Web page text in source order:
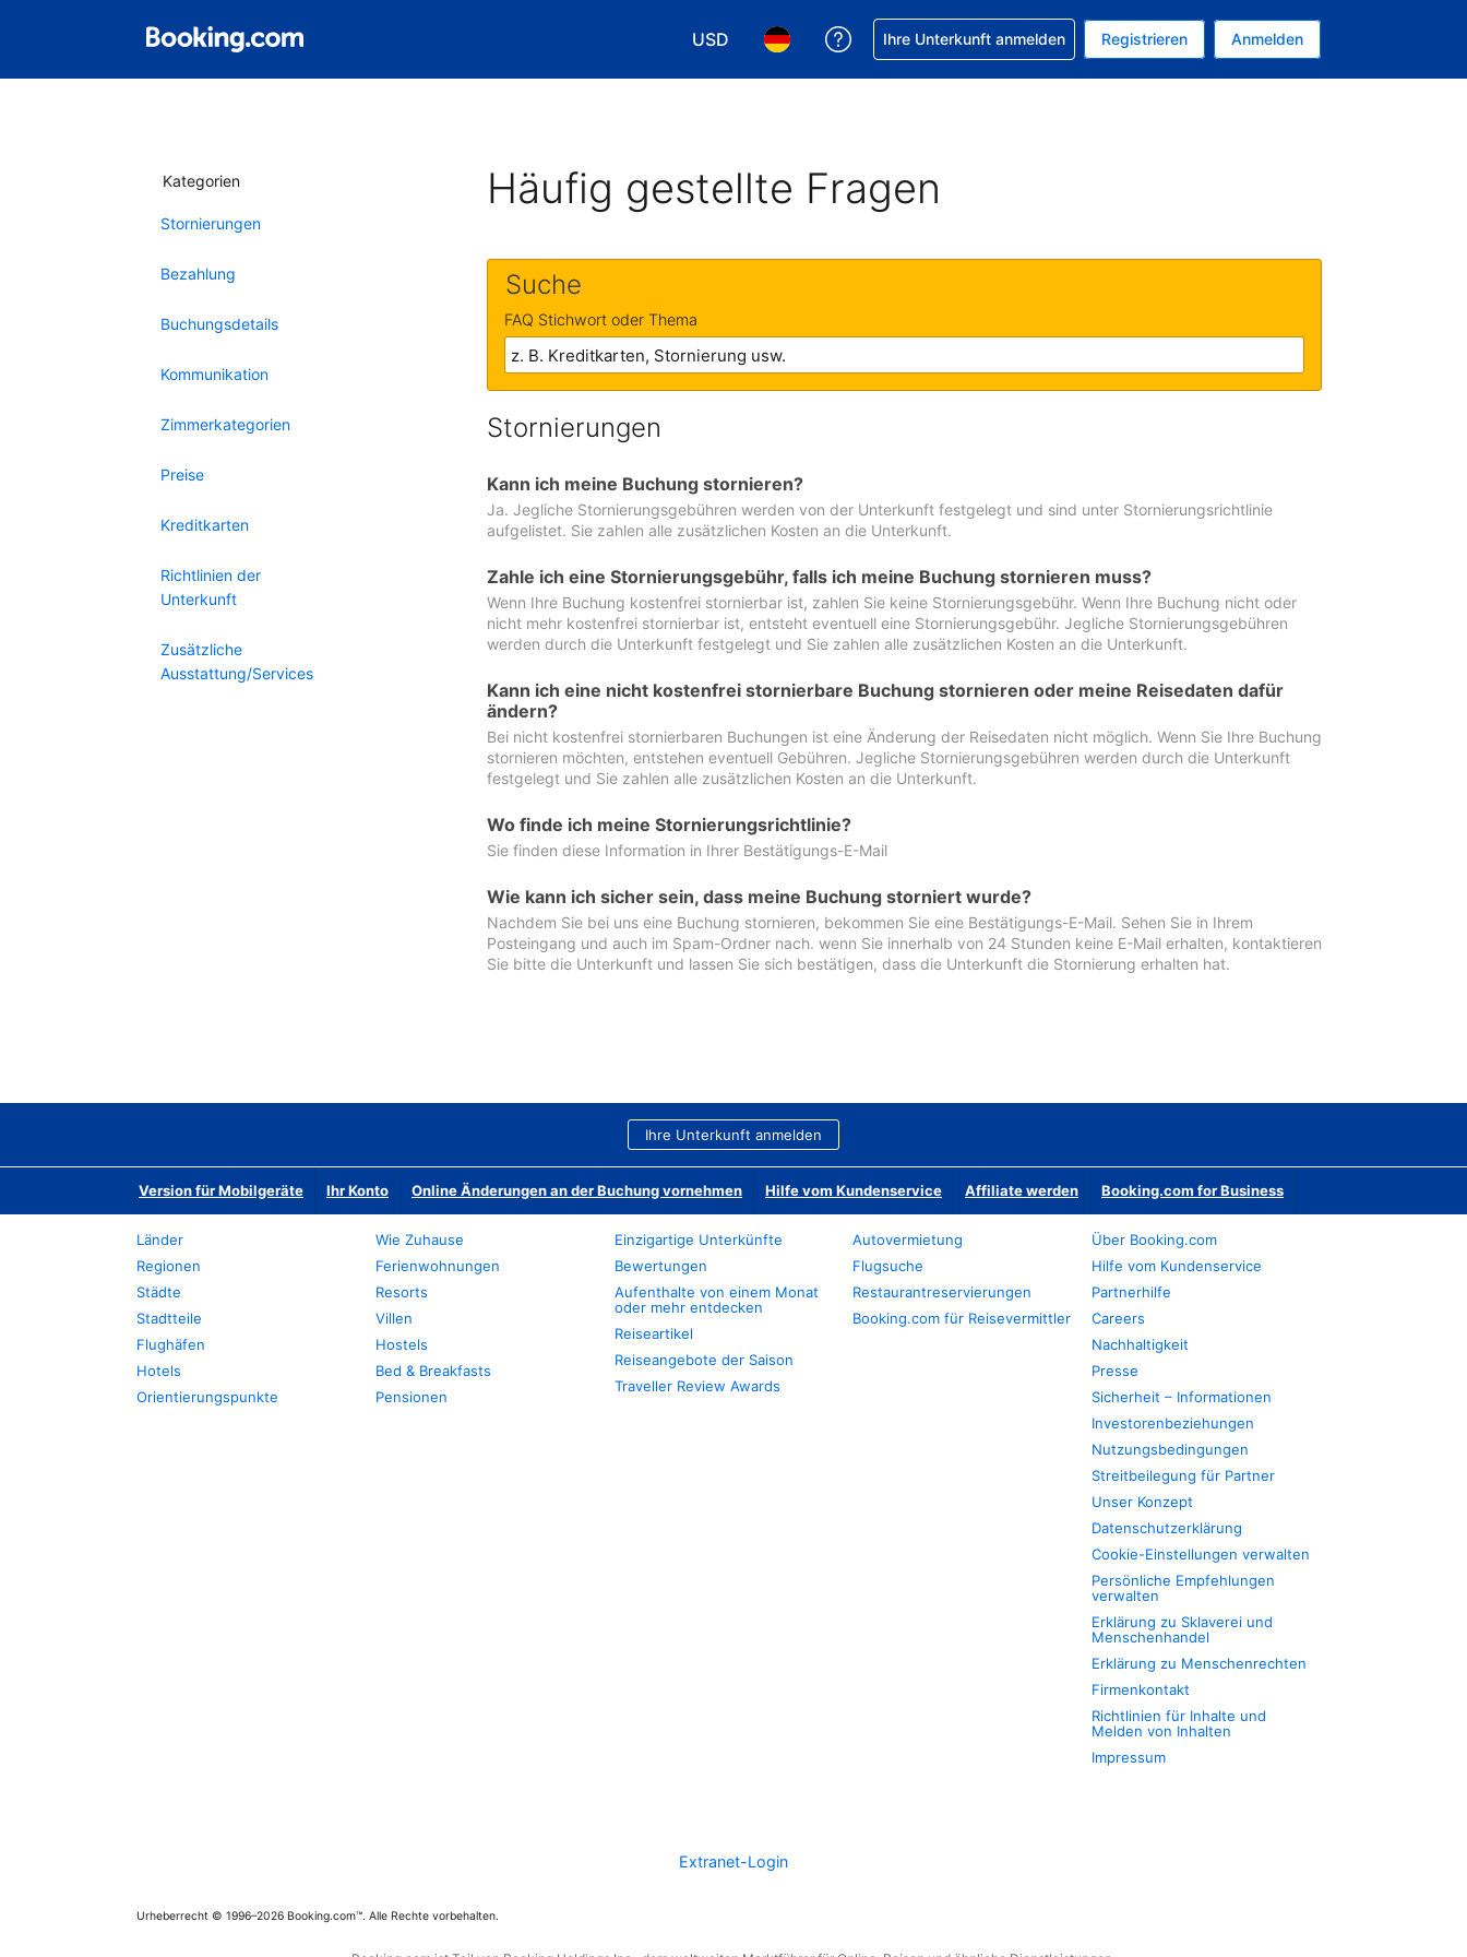
USD
Wählen Sie Ihre Währung. Ihre aktuelle Währung ist US-Dollar
Wählen Sie Ihre Sprache. Ihre aktuelle Sprache ist Deutsch
Hilfe bei Ihrer Buchung erhalten
Ihre Unterkunft anmelden Registrieren Anmelden
Kategorien
Stornierungen
Bezahlung
Buchungsdetails
Kommunikation
Zimmerkategorien
Preise
Kreditkarten
Richtlinien der
Unterkunft
Zusätzliche
Ausstattung/Services
Häufig gestellte Fragen
Suche
FAQ Stichwort oder Thema
Stornierungen
Kann ich meine Buchung stornieren?
Ja. Jegliche Stornierungsgebühren werden von der Unterkunft festgelegt und sind unter Stornierungsrichtlinie
aufgelistet. Sie zahlen alle zusätzlichen Kosten an die Unterkunft.
Zahle ich eine Stornierungsgebühr, falls ich meine Buchung stornieren muss?
Wenn Ihre Buchung kostenfrei stornierbar ist, zahlen Sie keine Stornierungsgebühr. Wenn Ihre Buchung nicht oder
nicht mehr kostenfrei stornierbar ist, entsteht eventuell eine Stornierungsgebühr. Jegliche Stornierungsgebühren
werden durch die Unterkunft festgelegt und Sie zahlen alle zusätzlichen Kosten an die Unterkunft.
Kann ich eine nicht kostenfrei stornierbare Buchung stornieren oder meine Reisedaten dafür
ändern?
Bei nicht kostenfrei stornierbaren Buchungen ist eine Änderung der Reisedaten nicht möglich. Wenn Sie Ihre Buchung
stornieren möchten, entstehen eventuell Gebühren. Jegliche Stornierungsgebühren werden durch die Unterkunft
festgelegt und Sie zahlen alle zusätzlichen Kosten an die Unterkunft.
Wo finde ich meine Stornierungsrichtlinie?
Sie finden diese Information in Ihrer Bestätigungs-E-Mail
Wie kann ich sicher sein, dass meine Buchung storniert wurde?
Nachdem Sie bei uns eine Buchung stornieren, bekommen Sie eine Bestätigungs-E-Mail. Sehen Sie in Ihrem
Posteingang und auch im Spam-Ordner nach. wenn Sie innerhalb von 24 Stunden keine E-Mail erhalten, kontaktieren
Sie bitte die Unterkunft und lassen Sie sich bestätigen, dass die Unterkunft die Stornierung erhalten hat.
Ihre Unterkunft anmelden
Version für Mobilgeräte Ihr Konto Online Änderungen an der Buchung vornehmen Hilfe vom Kundenservice Affiliate werden Booking.com for Business
Länder
Regionen
Städte
Stadtteile
Flughäfen
Hotels
Orientierungspunkte
Wie Zuhause
Ferienwohnungen
Resorts
Villen
Hostels
Bed & Breakfasts
Pensionen
Einzigartige Unterkünfte
Bewertungen
Aufenthalte von einem Monat
oder mehr entdecken
Reiseartikel
Reiseangebote der Saison
Traveller Review Awards
Autovermietung
Flugsuche
Restaurantreservierungen
Booking.com für Reisevermittler
Über Booking.com
Hilfe vom Kundenservice
Partnerhilfe
Careers
Nachhaltigkeit
Presse
Sicherheit – Informationen
Investorenbeziehungen
Nutzungsbedingungen
Streitbeilegung für Partner
Unser Konzept
Datenschutzerklärung
Cookie-Einstellungen verwalten
Persönliche Empfehlungen
verwalten
Erklärung zu Sklaverei und
Menschenhandel
Erklärung zu Menschenrechten
Firmenkontakt
Richtlinien für Inhalte und
Melden von Inhalten
Impressum
Extranet-Login
Urheberrecht © 1996–2026 Booking.com™. Alle Rechte vorbehalten.